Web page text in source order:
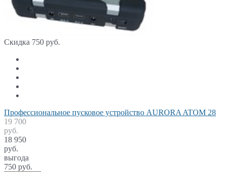
Скидка 750 руб.
Профессиональное пусковое устройство AURORA ATOM 28
19 700
руб.
18 950
руб.
выгода
750 руб.